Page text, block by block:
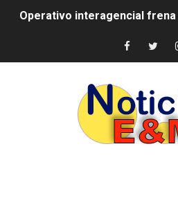
-Propeep y Gestión
MICM y CECCOM retienen
Bienes Nacionales recauda